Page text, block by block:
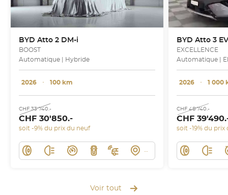
BYD Atto 2 DM-i
BOOST
Automatique | Hybride
2026 ･ 100 km
CHF 33'740.-
CHF 30'850.-
soit -9% du prix du neuf
BYD Atto 3
EXCELLENCE
Automatique |
2026 ･ 1 000
CHF 48'740.-
CHF
soit -19% du prix
Voir tout